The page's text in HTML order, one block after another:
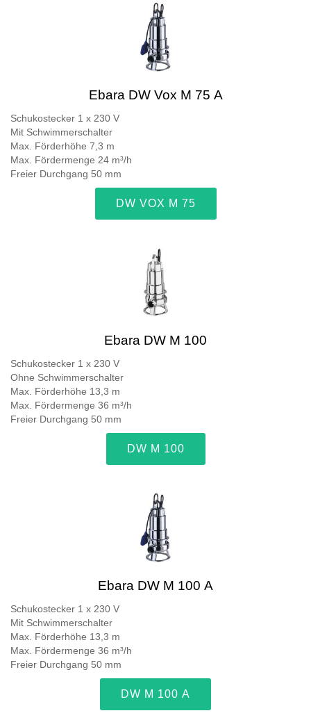
Ebara DW Vox M 75 A
Schukostecker 1 x 230 V
Mit Schwimmerschalter
Max. Förderhöhe 7,3 m
Max. Fördermenge 24 m³/h
Freier Durchgang 50 mm
DW VOX M 75
Ebara DW M 100
Schukostecker 1 x 230 V
Ohne Schwimmerschalter
Max. Förderhöhe 13,3 m
Max. Fördermenge 36 m³/h
Freier Durchgang 50 mm
DW M 100
Ebara DW M 100 A
Schukostecker 1 x 230 V
Mit Schwimmerschalter
Max. Förderhöhe 13,3 m
Max. Fördermenge 36 m³/h
Freier Durchgang 50 mm
DW M 100 A